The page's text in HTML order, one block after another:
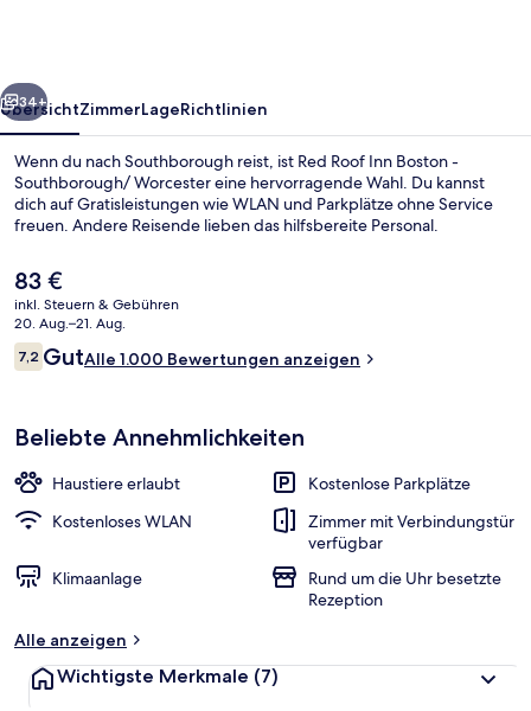
Worcester
Pavillon
Weiter
34+
ÜbersichtZimmerLageRichtlinien
Wenn du nach Southborough reist, ist Red Roof Inn Boston -
Southborough/ Worcester eine hervorragende Wahl. Du kannst
dich auf Gratisleistungen wie WLAN und Parkplätze ohne Service
freuen. Andere Reisende lieben das hilfsbereite Personal.
Der
aktuelle
Preis
beträgt
83 €.
83 €
inkl. Steuern & Gebühren
20. Aug.–21. Aug.
Bewertungen
7,27,2 von 10.
GutAlle 1.000 Bewertungen anzeigen
Beliebte Annehmlichkeiten
Haustiere erlaubt
Kostenlose Parkplätze
Kostenloses WLAN
Zimmer mit Verbindungstür
verfügbar
Klimaanlage
Rund um die Uhr besetzte
Rezeption
Alle anzeigen
Wichtigste Merkmale (7)